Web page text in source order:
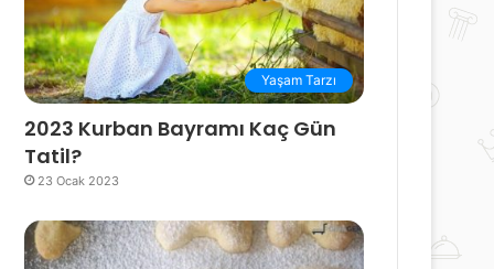
Yaşam Tarzı
2023 Kurban Bayramı Kaç Gün
Tatil?
23 Ocak 2023